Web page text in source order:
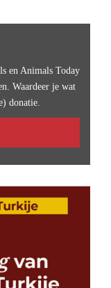
en Animals Today
Waardeer je wat
donatie.